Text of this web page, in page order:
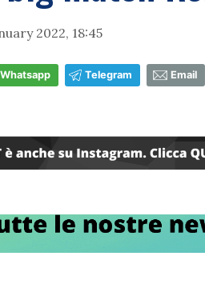
2022, 18:45
Whatsapp Telegram Email